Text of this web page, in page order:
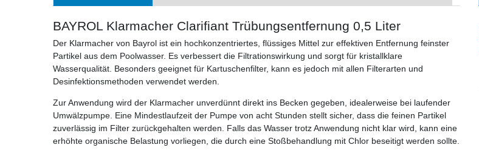
BAYROL Klarmacher Clarifiant Trübungsentfernung 0,5 Liter
Der Klarmacher von Bayrol ist ein hochkonzentriertes, flüssiges Mittel zur effektiven Entfernung feinster
Partikel aus dem Poolwasser. Es verbessert die Filtrationswirkung und sorgt für kristallklare
Wasserqualität. Besonders geeignet für Kartuschenfilter, kann es jedoch mit allen Filterarten und
Desinfektionsmethoden verwendet werden.
Zur Anwendung wird der Klarmacher unverdünnt direkt ins Becken gegeben, idealerweise bei laufender
Umwälzpumpe. Eine Mindestlaufzeit der Pumpe von acht Stunden stellt sicher, dass die feinen Partikel
zuverlässig im Filter zurückgehalten werden. Falls das Wasser trotz Anwendung nicht klar wird, kann eine
erhöhte organische Belastung vorliegen, die durch eine Stoßbehandlung mit Chlor beseitigt werden sollte.